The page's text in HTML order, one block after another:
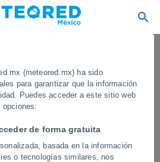
(meteored.mx) ha sido
para garantizar que la información
Puedes acceder a este sitio web
opciones:
de forma gratuita
basada en la información
o tecnologías similares, nos